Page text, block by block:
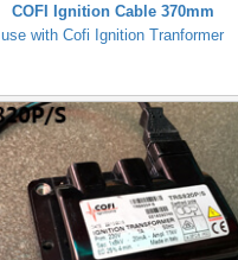
COFI Ignition Cable 370mm
use with Cofi Ignition Tranformer